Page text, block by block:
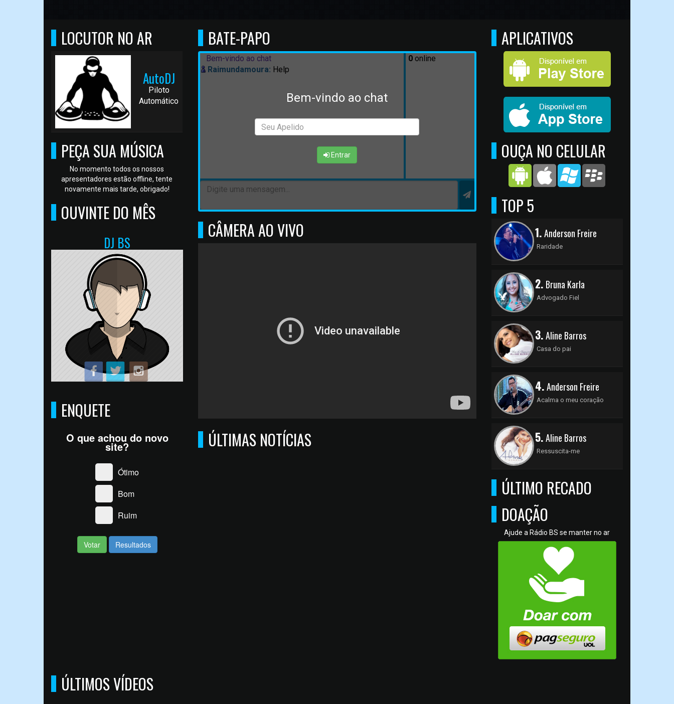
LOCUTOR NO AR
AutoDJ
Piloto
Automático
PEÇA SUA MÚSICA
No momento todos os nossos
apresentadores estão offline, tente
novamente mais tarde, obrigado!
OUVINTE DO MÊS
DJ BS
ENQUETE
BATE-PAPO
Bem-vindo ao chat
Entrar
Bem-vindo ao chat
Raimundamoura: Help
0online
CÂMERA AO VIVO
ÚLTIMAS NOTÍCIAS
APLICATIVOS
OUÇA NO CELULAR
TOP 5
1.Anderson Freire
Raridade
2. Bruna Karla
Advogado Fiel
3.Aline Barros
Casa do pai
4.Anderson Freire
Acalma o meu coração
5.Aline Barros
Ressuscita-me
ÚLTIMO RECADO
DOAÇÃO
Ajude a Rádio BS se manter no ar
ÚLTIMOS VÍDEOS